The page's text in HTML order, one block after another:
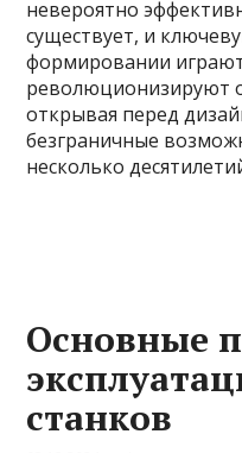
невероятно
существует, и
формировании
революционизируют
открывая перед
безграничные
несколько
Основные
станков